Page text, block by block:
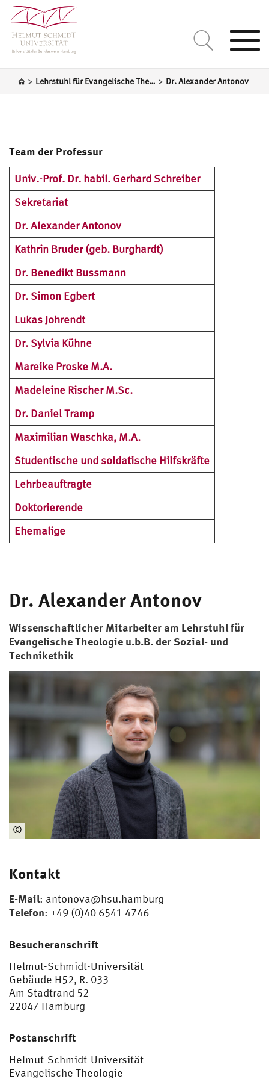
> Lehrstuhl für Evangelische Theologie unter besonderer Berücksichtigung der Sozialethik und der Theologiegeschichte > Dr. Alexander Antonov
Team der Professur
Univ.-Prof. Dr. habil. Gerhard Schreiber
Sekretariat
Dr. Alexander Antonov
Kathrin Bruder (geb. Burghardt)
Dr. Benedikt Bussmann
Dr. Simon Egbert
Lukas Johrendt
Dr. Sylvia Kühne
Mareike Proske M.A.
Madeleine Rischer M.Sc.
Dr. Daniel Tramp
Maximilian Waschka, M.A.
Studentische und soldatische Hilfskräfte
Lehrbeauftragte
Doktorierende
Ehemalige
Dr. Alexander Antonov
Wissenschaftlicher Mitarbeiter am Lehrstuhl für
Evangelische Theologie u.b.B. der Sozial- und
Technikethik
©
Gel
us
en
/B
un
ehr
/H
SU
/U
niB
Kontakt
E-Mail: antonova@hsu.hamburg
Telefon: +49 (0)40 6541 4746
Besucheranschrift
Helmut-Schmidt-Universität
Gebäude H52, R. 033
Am Stadtrand 52
22047 Hamburg
Postanschrift
Helmut-Schmidt-Universität
Evangelische Theologie